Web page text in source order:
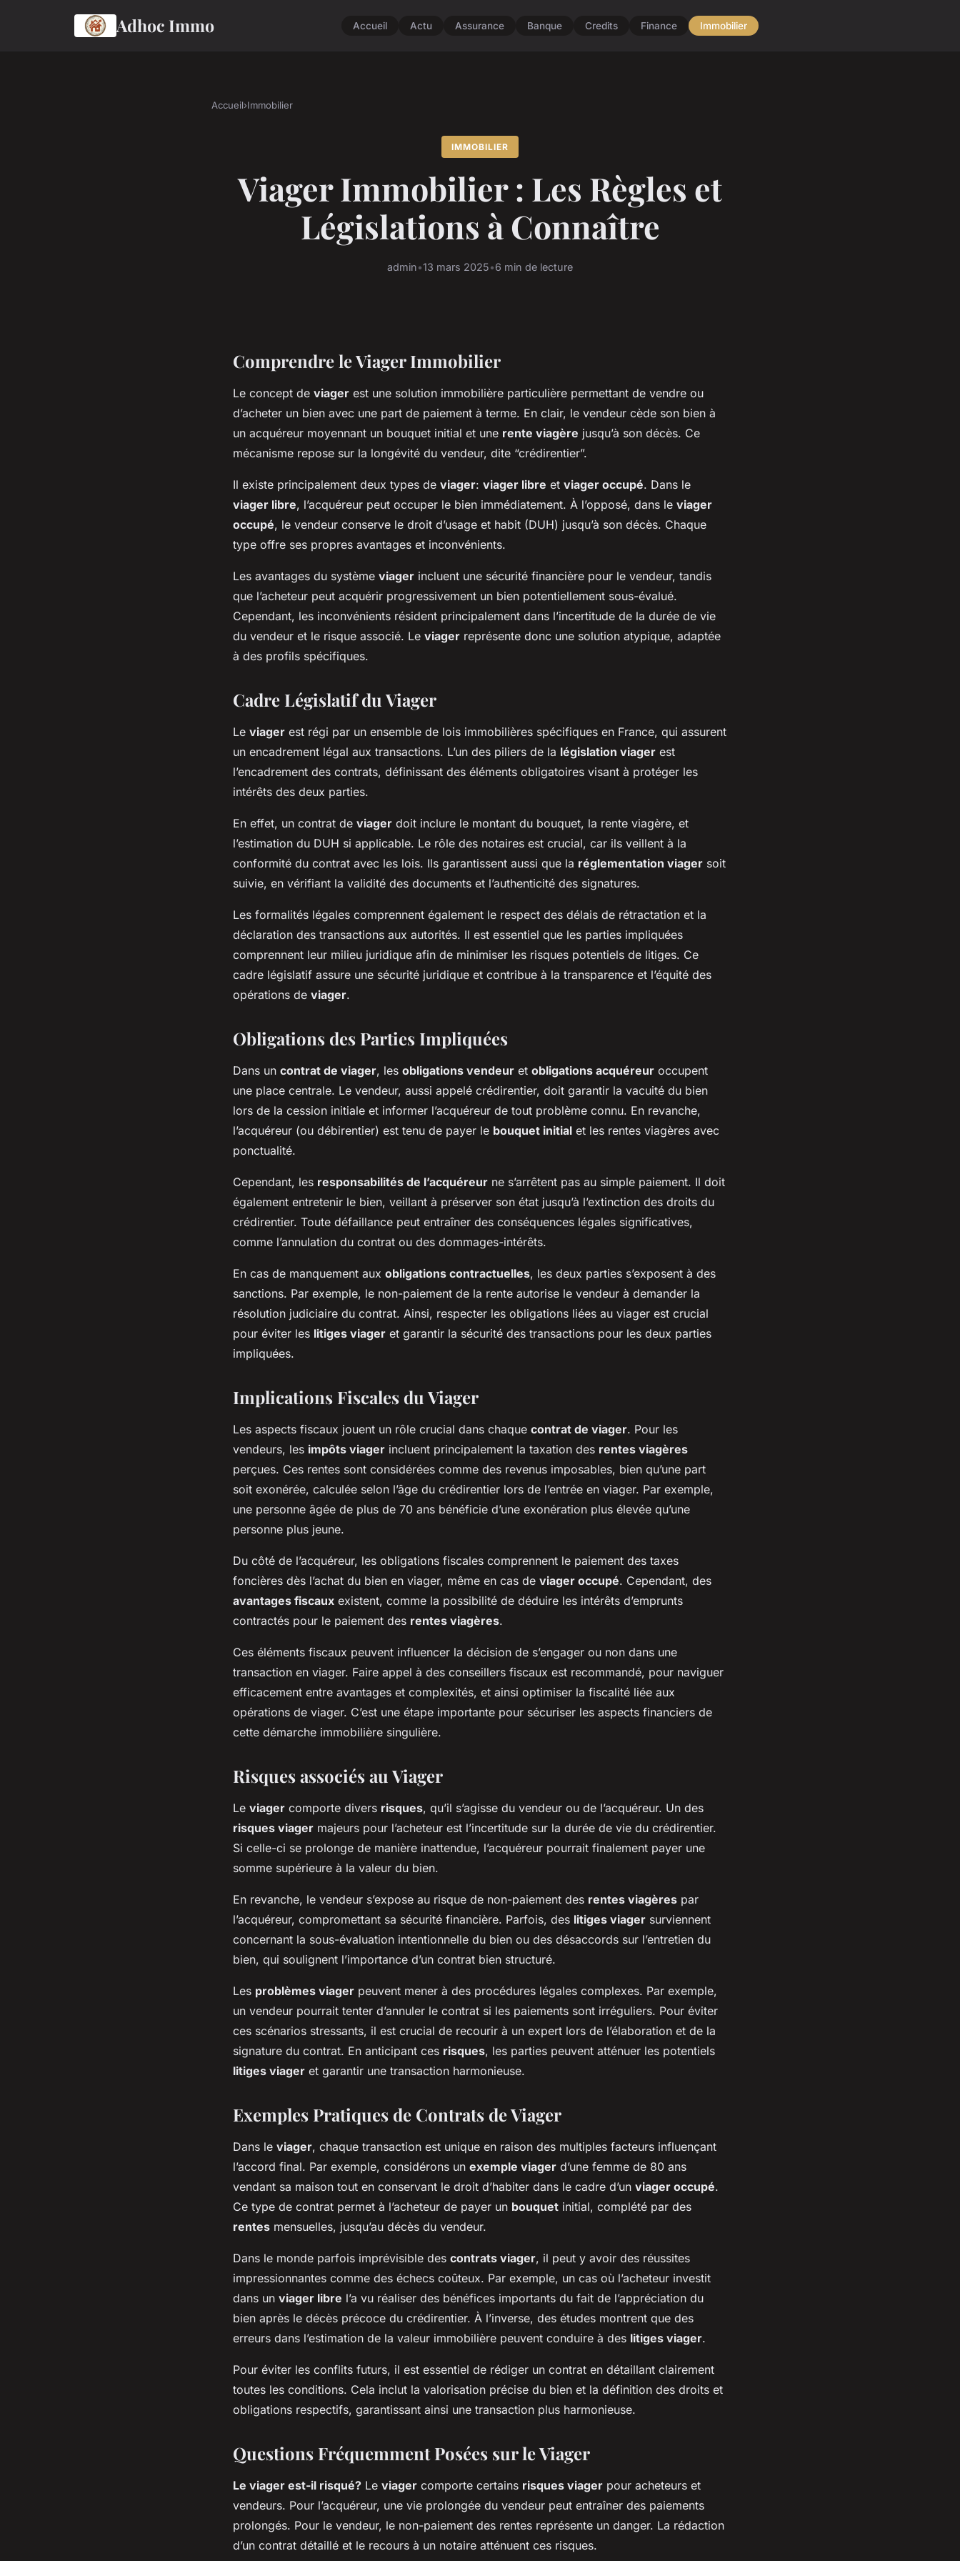
Adhoc Immo Accueil Actu Assurance Banque Credits Finance Immobilier
Accueil›Immobilier
IMMOBILIER
Viager Immobilier : Les Règles et
Législations à Connaître
admin•13 mars 2025•6 min de lecture
Comprendre le Viager Immobilier
Le concept de viager est une solution immobilière particulière permettant de vendre ou
d’acheter un bien avec une part de paiement à terme. En clair, le vendeur cède son bien à
un acquéreur moyennant un bouquet initial et une rente viagère jusqu’à son décès. Ce
mécanisme repose sur la longévité du vendeur, dite “crédirentier”.
Il existe principalement deux types de viager: viager libre et viager occupé. Dans le
viager libre, l’acquéreur peut occuper le bien immédiatement. À l’opposé, dans le viager
occupé, le vendeur conserve le droit d’usage et habit (DUH) jusqu’à son décès. Chaque
type offre ses propres avantages et inconvénients.
Les avantages du système viager incluent une sécurité financière pour le vendeur, tandis
que l’acheteur peut acquérir progressivement un bien potentiellement sous-évalué.
Cependant, les inconvénients résident principalement dans l’incertitude de la durée de vie
du vendeur et le risque associé. Le viager représente donc une solution atypique, adaptée
à des profils spécifiques.
Cadre Législatif du Viager
Le viager est régi par un ensemble de lois immobilières spécifiques en France, qui assurent
un encadrement légal aux transactions. L’un des piliers de la législation viager est
l’encadrement des contrats, définissant des éléments obligatoires visant à protéger les
intérêts des deux parties.
En effet, un contrat de viager doit inclure le montant du bouquet, la rente viagère, et
l’estimation du DUH si applicable. Le rôle des notaires est crucial, car ils veillent à la
conformité du contrat avec les lois. Ils garantissent aussi que la réglementation viager soit
suivie, en vérifiant la validité des documents et l’authenticité des signatures.
Les formalités légales comprennent également le respect des délais de rétractation et la
déclaration des transactions aux autorités. Il est essentiel que les parties impliquées
comprennent leur milieu juridique afin de minimiser les risques potentiels de litiges. Ce
cadre législatif assure une sécurité juridique et contribue à la transparence et l’équité des
opérations de viager.
Obligations des Parties Impliquées
Dans un contrat de viager, les obligations vendeur et obligations acquéreur occupent
une place centrale. Le vendeur, aussi appelé crédirentier, doit garantir la vacuité du bien
lors de la cession initiale et informer l’acquéreur de tout problème connu. En revanche,
l’acquéreur (ou débirentier) est tenu de payer le bouquet initial et les rentes viagères avec
ponctualité.
Cependant, les responsabilités de l’acquéreur ne s’arrêtent pas au simple paiement. Il doit
également entretenir le bien, veillant à préserver son état jusqu’à l’extinction des droits du
crédirentier. Toute défaillance peut entraîner des conséquences légales significatives,
comme l’annulation du contrat ou des dommages-intérêts.
En cas de manquement aux obligations contractuelles, les deux parties s’exposent à des
sanctions. Par exemple, le non-paiement de la rente autorise le vendeur à demander la
résolution judiciaire du contrat. Ainsi, respecter les obligations liées au viager est crucial
pour éviter les litiges viager et garantir la sécurité des transactions pour les deux parties
impliquées.
Implications Fiscales du Viager
Les aspects fiscaux jouent un rôle crucial dans chaque contrat de viager. Pour les
vendeurs, les impôts viager incluent principalement la taxation des rentes viagères
perçues. Ces rentes sont considérées comme des revenus imposables, bien qu’une part
soit exonérée, calculée selon l’âge du crédirentier lors de l’entrée en viager. Par exemple,
une personne âgée de plus de 70 ans bénéficie d’une exonération plus élevée qu’une
personne plus jeune.
Du côté de l’acquéreur, les obligations fiscales comprennent le paiement des taxes
foncières dès l’achat du bien en viager, même en cas de viager occupé. Cependant, des
avantages fiscaux existent, comme la possibilité de déduire les intérêts d’emprunts
contractés pour le paiement des rentes viagères.
Ces éléments fiscaux peuvent influencer la décision de s’engager ou non dans une
transaction en viager. Faire appel à des conseillers fiscaux est recommandé, pour naviguer
efficacement entre avantages et complexités, et ainsi optimiser la fiscalité liée aux
opérations de viager. C’est une étape importante pour sécuriser les aspects financiers de
cette démarche immobilière singulière.
Risques associés au Viager
Le viager comporte divers risques, qu’il s’agisse du vendeur ou de l’acquéreur. Un des
risques viager majeurs pour l’acheteur est l’incertitude sur la durée de vie du crédirentier.
Si celle-ci se prolonge de manière inattendue, l’acquéreur pourrait finalement payer une
somme supérieure à la valeur du bien.
En revanche, le vendeur s’expose au risque de non-paiement des rentes viagères par
l’acquéreur, compromettant sa sécurité financière. Parfois, des litiges viager surviennent
concernant la sous-évaluation intentionnelle du bien ou des désaccords sur l’entretien du
bien, qui soulignent l’importance d’un contrat bien structuré.
Les problèmes viager peuvent mener à des procédures légales complexes. Par exemple,
un vendeur pourrait tenter d’annuler le contrat si les paiements sont irréguliers. Pour éviter
ces scénarios stressants, il est crucial de recourir à un expert lors de l’élaboration et de la
signature du contrat. En anticipant ces risques, les parties peuvent atténuer les potentiels
litiges viager et garantir une transaction harmonieuse.
Exemples Pratiques de Contrats de Viager
Dans le viager, chaque transaction est unique en raison des multiples facteurs influençant
l’accord final. Par exemple, considérons un exemple viager d’une femme de 80 ans
vendant sa maison tout en conservant le droit d’habiter dans le cadre d’un viager occupé.
Ce type de contrat permet à l’acheteur de payer un bouquet initial, complété par des
rentes mensuelles, jusqu’au décès du vendeur.
Dans le monde parfois imprévisible des contrats viager, il peut y avoir des réussites
impressionnantes comme des échecs coûteux. Par exemple, un cas où l’acheteur investit
dans un viager libre l’a vu réaliser des bénéfices importants du fait de l’appréciation du
bien après le décès précoce du crédirentier. À l’inverse, des études montrent que des
erreurs dans l’estimation de la valeur immobilière peuvent conduire à des litiges viager.
Pour éviter les conflits futurs, il est essentiel de rédiger un contrat en détaillant clairement
toutes les conditions. Cela inclut la valorisation précise du bien et la définition des droits et
obligations respectifs, garantissant ainsi une transaction plus harmonieuse.
Questions Fréquemment Posées sur le Viager
Le viager est-il risqué? Le viager comporte certains risques viager pour acheteurs et
vendeurs. Pour l’acquéreur, une vie prolongée du vendeur peut entraîner des paiements
prolongés. Pour le vendeur, le non-paiement des rentes représente un danger. La rédaction
d’un contrat détaillé et le recours à un notaire atténuent ces risques.